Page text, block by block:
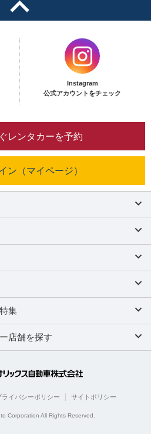
Instagram
公式アカウントをチェック
レンタカーを予約
ン（マイページ）
集
店舗を探す
ライバシーポリシー サイトポリシー
Corporation All Rights Reserved.